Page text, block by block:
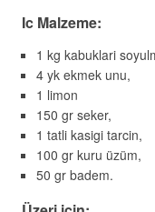
Ic Malzeme:
1 kg kabuklari
4 yk ekmek unu,
1 limon
150 gr seker,
1 tatli kasigi tarcin,
100 gr kuru üzüm,
50 gr badem.